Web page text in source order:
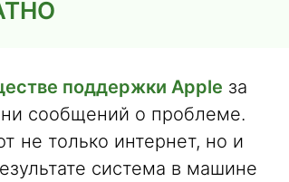
поддержки Apple за
сообщений о проблеме.
не только интернет, но и
система в машине